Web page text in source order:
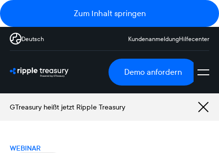
Zum Inhalt springen
Deutsch KundenanmeldungHilfecenter
Demo anfordern
GTreasury heißt jetzt Ripple Treasury
WEBINAR